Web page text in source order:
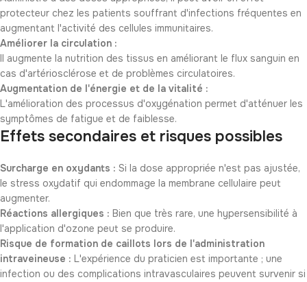
protecteur chez les patients souffrant d'infections fréquentes en
augmentant l'activité des cellules immunitaires.
Améliorer la circulation :
Il augmente la nutrition des tissus en améliorant le flux sanguin en
cas d'artériosclérose et de problèmes circulatoires.
Augmentation de l'énergie et de la vitalité :
L'amélioration des processus d'oxygénation permet d'atténuer les
symptômes de fatigue et de faiblesse.
Effets secondaires et risques possibles
Surcharge en oxydants : Si la dose appropriée n'est pas ajustée,
le stress oxydatif qui endommage la membrane cellulaire peut
augmenter.
Réactions allergiques : Bien que très rare, une hypersensibilité à
l'application d'ozone peut se produire.
Risque de formation de caillots lors de l'administration
intraveineuse : L'expérience du praticien est importante ; une
infection ou des complications intravasculaires peuvent survenir si